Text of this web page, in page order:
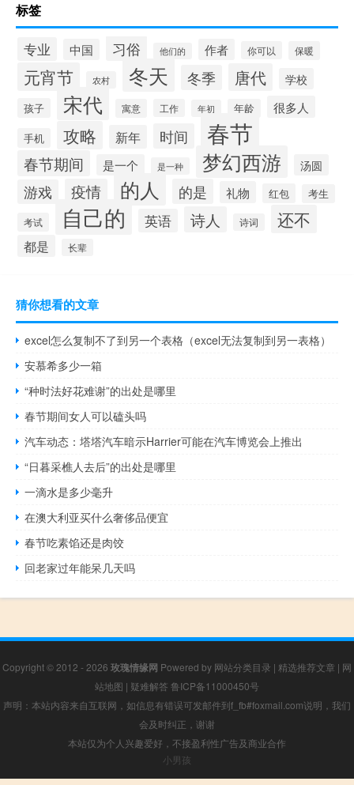
标签
专业 中国 习俗 他们的 作者 你可以 保暖
元宵节 农村 冬天 冬季 唐代 学校
孩子 宋代 寓意 工作 年初 年龄 很多人
手机 攻略 新年 时间 春节
春节期间 是一个 是一种 梦幻西游 汤圆
游戏 疫情 的人 的是 礼物 红包
考生
考试
自己的 英语 诗人 诗词 还不
都是 长辈
猜你想看的文章
excel怎么复制不了到另一个表格（excel无法复制到另一表格）
安慕希多少一箱
“种时法好花难谢”的出处是哪里
春节期间女人可以磕头吗
汽车动态：塔塔汽车暗示Harrier可能在汽车博览会上推出
“日暮采樵人去后”的出处是哪里
一滴水是多少毫升
在澳大利亚买什么奢侈品便宜
春节吃素馅还是肉饺
回老家过年能呆几天吗
Copyright © 2012 - 2026 玫瑰情缘网 Powered by 网站分类目录 | 精选推荐文章 | 网
站地图 | 疑难解答 鲁ICP备11000450号
声明：本站内容来自互联网，如信息有错误可发邮件到f_fb#foxmail.com说明，我们
会及时纠正，谢谢
本站仅为个人兴趣爱好，不接盈利性广告及商业合作
小男孩